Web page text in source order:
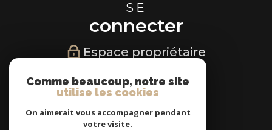
SE
connecter
Espace propriétaire
NOUS
suivre
Comme beaucoup, notre site
utilise les cookies
On aimerait vous accompagner pendant
votre visite.